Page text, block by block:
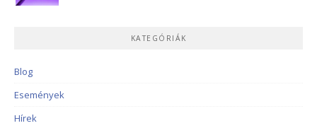
KATEGÓRIÁK
Blog
Események
Hírek